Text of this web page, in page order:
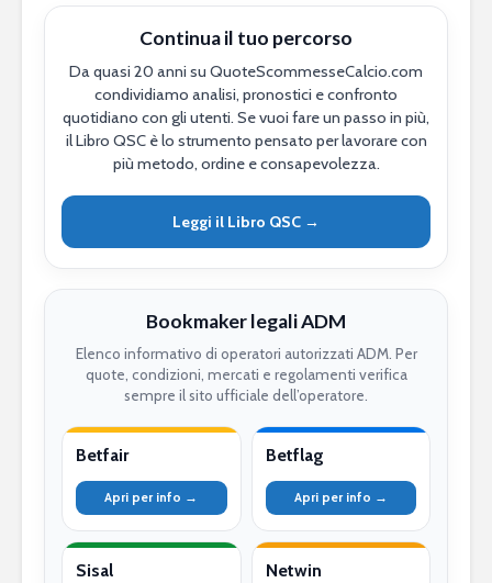
Continua il tuo percorso
Da quasi 20 anni su QuoteScommesseCalcio.com
condividiamo analisi, pronostici e confronto
quotidiano con gli utenti. Se vuoi fare un passo in più,
il Libro QSC è lo strumento pensato per lavorare con
più metodo, ordine e consapevolezza.
Leggi il Libro QSC →
Bookmaker legali ADM
Elenco informativo di operatori autorizzati ADM. Per
quote, condizioni, mercati e regolamenti verifica
sempre il sito ufficiale dell’operatore.
Betfair
Apri per info →
Betflag
Apri per info →
Sisal Netwin